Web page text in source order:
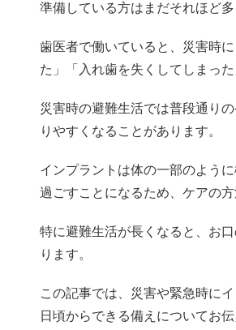
準備している方はまだそれほど多
歯医者で働いていると、災害時
た」「入れ歯を失くしてしまっ
災害時の避難生活では普段通り
りやすくなることがあります。
インプラントは体の一部のよう
過ごすことになるため、ケアの
特に避難生活が長くなると、お
ります。
この記事では、災害や緊急時に
日頃からできる備えについてお伝